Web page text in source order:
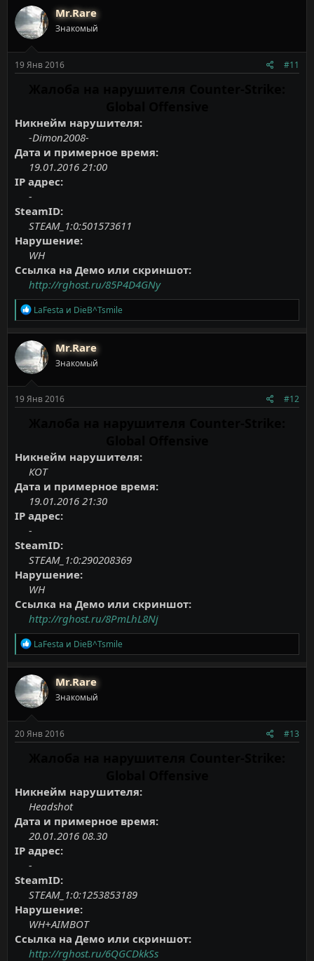
к
ц
и
и
Mr.Rare
Знакомый
19 Янв 2016 #11
Никнейм нарушителя:
-Dimon2008-
Дата и примерное время:
19.01.2016 21:00
IP адрес:
-
SteamID:
STEAM_1:0:501573611
Нарушение:
WH
Ссылка на Демо или скриншот:
http://rghost.ru/85P4D4GNy
Р
е
а
к
ц
и
и
LaFesta и DieB^Tsmile
Mr.Rare
Знакомый
19 Янв 2016 #12
Никнейм нарушителя:
КОТ
Дата и примерное время:
19.01.2016 21:30
IP адрес:
-
SteamID:
STEAM_1:0:290208369
Нарушение:
WH
Ссылка на Демо или скриншот:
http://rghost.ru/8PmLhL8Nj
Р
е
а
к
ц
и
и
LaFesta и DieB^Tsmile
Mr.Rare
Знакомый
20 Янв 2016 #13
Никнейм нарушителя:
Headshot
Дата и примерное время:
20.01.2016 08.30
IP адрес:
-
SteamID:
STEAM_1:0:1253853189
Нарушение:
WH+AIMBOT
Ссылка на Демо или скриншот:
http://rghost.ru/6QGCDkkSs